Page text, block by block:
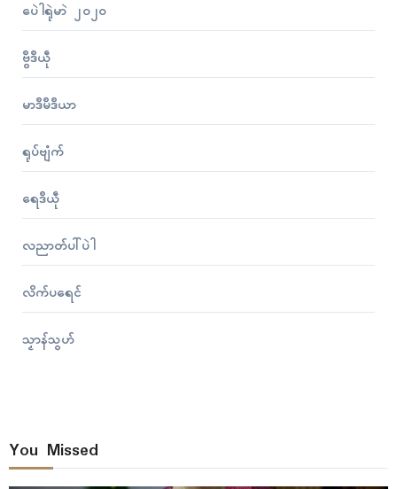
ပေဲါရုဲမာဲ ၂၀၂၀
ဗွဳဒဳယဵု
မာဒဳမဳဒဳယာ
ရုပ်ဗျံက်
ရေဒဳယဵု
လညာတ်ပါ်ပဲါ
လိက်ပရေၚ်
သၟာန်သွဟ်
You Missed